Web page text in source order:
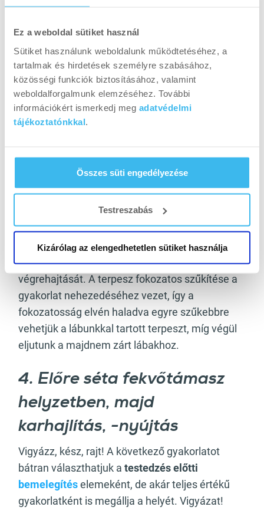
Ez a weboldal sütiket használ
Sütiket használunk weboldalunk működtetéséhez, a
tartalmak és hirdetések személyre szabásához,
közösségi funkciók biztosításához, valamint
weboldalforgalmunk elemzéséhez. További
információkért ismerkedj meg adatvédelmi
tájékoztatónkkal
Összes süti engedélyezése
Testreszabás
Kizárólag az elengedhetetlen sütiket használja
3. Az egykezes fekvőtámasz
Amennyiben már jól mennek az alaphelyzetben
végzett fekvőtámaszok, válthatunk nagyobb
jutalmazza kivitelezőjét, valamint élménynek
sem utolsó.
Ez a gyakorlat legalább olyan erőnlétet igényel,
mint a plusz súlyokkal végzett verziók.
Kezdetben terpeszben tartott lábakkal érdemes
gyakorolni, hogy könnyítsük a gyakorlat
végrehajtását. A terpesz fokozatos szűkítése a
gyakorlat nehezedéséhez vezet, így a
fokozatosság elvén haladva egyre szűkebbre
vehetjük a lábunkkal tartott terpeszt, míg végül
eljutunk a majdnem zárt lábakhoz.
4. Előre séta fekvőtámasz
helyzetben, majd
karhajlítás, -nyújtás
Vigyázz, kész, rajt! A következő gyakorlatot
bátran választhatjuk a testedzés előtti
bemelegítéselemeként, de akár teljes értékű
gyakorlatként is megállja a helyét. Vigyázat!